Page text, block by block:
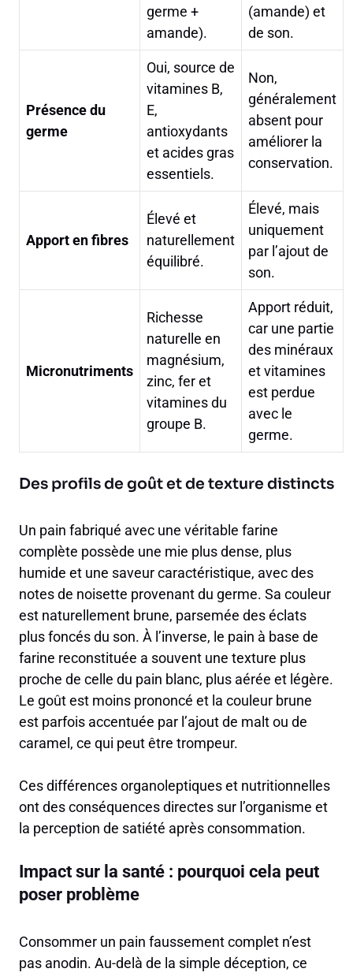
germe +
amande).
(amande) et
de son.
Présence du
germe
Oui, source de
vitamines B,
E,
antioxydants
et acides gras
essentiels.
Non,
généralement
absent pour
améliorer la
conservation.
Apport en fibres
Élevé et
naturellement
équilibré.
Élevé, mais
uniquement
par l’ajout de
son.
Micronutriments
Richesse
naturelle en
magnésium,
zinc, fer et
vitamines du
groupe B.
Apport réduit,
car une partie
des minéraux
et vitamines
est perdue
avec le
germe.
Des profils de goût et de texture distincts
Un pain fabriqué avec une véritable farine
complète possède une mie plus dense, plus
humide et une saveur caractéristique, avec des
notes de noisette provenant du germe. Sa couleur
est naturellement brune, parsemée des éclats
plus foncés du son. À l’inverse, le pain à base de
farine reconstituée a souvent une texture plus
proche de celle du pain blanc, plus aérée et légère.
Le goût est moins prononcé et la couleur brune
est parfois accentuée par l’ajout de malt ou de
caramel, ce qui peut être trompeur.
Ces différences organoleptiques et nutritionnelles
ont des conséquences directes sur l’organisme et
la perception de satiété après consommation.
Impact sur la santé : pourquoi cela peut
poser problème
Consommer un pain faussement complet n’est
pas anodin. Au-delà de la simple déception, ce